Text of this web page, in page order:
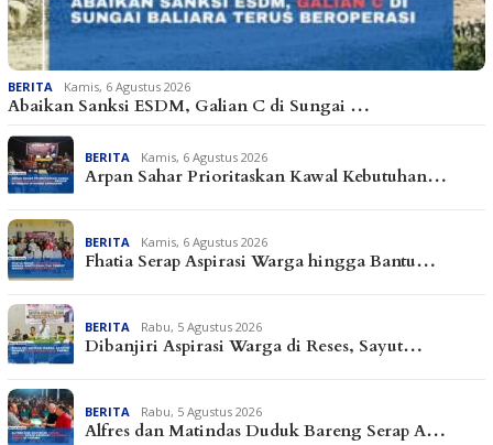
BERITA Kamis, 6 Agustus 2026
Abaikan Sanksi ESDM, Galian C di Sungai …
BERITA Kamis, 6 Agustus 2026
Arpan Sahar Prioritaskan Kawal Kebutuhan…
BERITA Kamis, 6 Agustus 2026
Fhatia Serap Aspirasi Warga hingga Bantu…
BERITA Rabu, 5 Agustus 2026
Dibanjiri Aspirasi Warga di Reses, Sayut…
BERITA Rabu, 5 Agustus 2026
Alfres dan Matindas Duduk Bareng Serap A…